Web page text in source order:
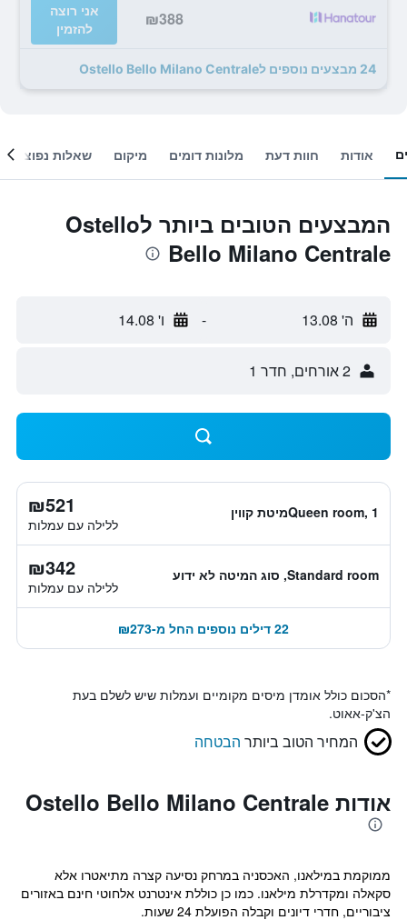
₪388
אני רוצה
להזמין
24 מבצעים נוספים לOstello Bello Milano Centrale
אודות חוות דעת מלונות דומים מיקום שאלות נפוצות
המבצעים הטובים ביותר לOstello
Bello Milano Centrale
ה' 13.08 - ו' 14.08
2 אורחים, חדר 1
Queen room, 1מיטת קווין ₪521
ללילה עם עמלות
Standard room, סוג המיטה לא ידוע ₪342
ללילה עם עמלות
22 דילים נוספים החל מ-₪273
*הסכום כולל אומדן מיסים מקומיים ועמלות שיש לשלם בעת
הצ'ק-אאוט.
המחיר הטוב ביותר הבטחה
אודות Ostello Bello Milano Centrale
ממוקמת במילאנו, האכסניה במרחק נסיעה קצרה מתיאטרו אלא
סקאלה ומקדרלת מילאנו. כמו כן כוללת אינטרנט אלחוטי חינם באזורים
ציבוריים, חדרי דיונים וקבלה הפועלת 24 שעות.